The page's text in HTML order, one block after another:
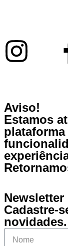
Aviso!
Estamos
Newsletter
Cadastre-
novidades.